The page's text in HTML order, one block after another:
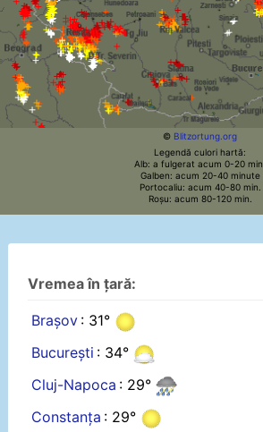
© Blitzortung.org
Legendă culori hartă:
Alb: a fulgerat acum 0-20 min.
Galben: acum 20-40 minute
Portocaliu: acum 40-80 min.
Roșu: acum 80-120 min.
Vremea în țară:
Brașov : 31°
București : 34°
Cluj-Napoca : 29°
Constanța : 29°